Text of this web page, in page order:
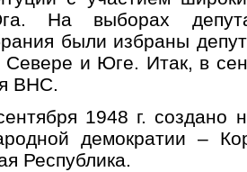
На выборах
были избраны
и Юге. Итак, в
ВНС.
1948 г. создано
демократии –
Республика.